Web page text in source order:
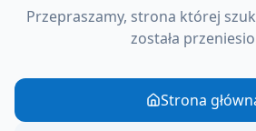
Przepraszamy, strona której
została
Strona